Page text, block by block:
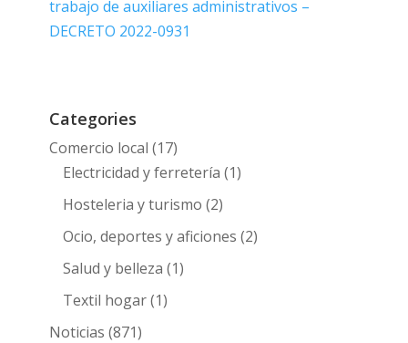
trabajo de auxiliares administrativos –
DECRETO 2022-0931
Categories
Comercio local (17)
Electricidad y ferretería (1)
Hosteleria y turismo (2)
Ocio, deportes y aficiones (2)
Salud y belleza (1)
Textil hogar(1)
Noticias (871)